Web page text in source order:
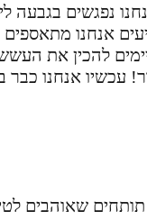
נפגשים בגבעה
אנחנו
להכין את
עכשיו אנחנו
שאוהבים